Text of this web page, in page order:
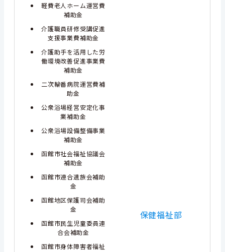
軽費老人ホーム運営費
補助金
介護職員研修受講促進
支援事業費補助金
介護助手を活用した労
働環境改善促進事業費
補助金
二次輪番病院運営費補
助金
公衆浴場経営安定化事
業補助金
公衆浴場設備整備事業
補助金
函館市社会福祉協議会
補助金
函館市連合遺族会補助
金
函館地区保護司会補助
金
函館市民生児童委員連
合会補助金
函館市身体障害者福祉
保健福祉部